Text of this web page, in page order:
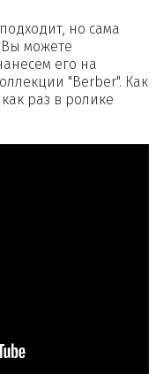
но сама
можете
его на
"Berber". Как
раз в ролике